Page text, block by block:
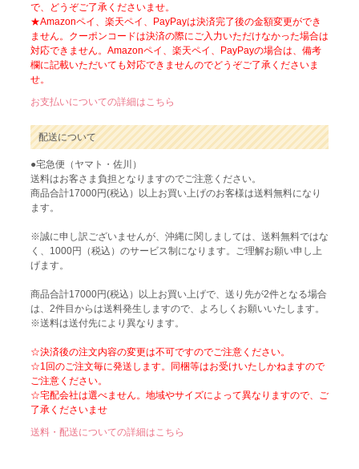
で、どうぞご了承くださいませ。
★Amazonペイ、楽天ペイ、PayPayは決済完了後の金額変更ができ
ません。クーポンコードは決済の際にご入力いただけなかった場合は
対応できません。Amazonペイ、楽天ペイ、PayPayの場合は、備考
欄に記載いただいても対応できませんのでどうぞご了承くださいま
せ。
お支払いについての詳細はこちら
配送について
●宅急便（ヤマト・佐川）
送料はお客さま負担となりますのでご注意ください。
商品合計17000円(税込）以上お買い上げのお客様は送料無料になり
ます。
※誠に申し訳ございませんが、沖縄に関しましては、送料無料ではな
く、1000円（税込）のサービス制になります。ご理解お願い申し上
げます。
商品合計17000円(税込）以上お買い上げで、送り先が2件となる場合
は、2件目からは送料発生しますので、よろしくお願いいたします。
※送料は送付先により異なります。
☆決済後の注文内容の変更は不可ですのでご注意ください。
☆1回のご注文毎に発送します。同梱等はお受けいたしかねますので
ご注意ください。
☆宅配会社は選べません。地域やサイズによって異なりますので、ご
了承くださいませ
送料・配送についての詳細はこちら